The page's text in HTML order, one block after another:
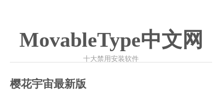
MovableType中文网
十大禁用安装软件
樱花宇宙最新版